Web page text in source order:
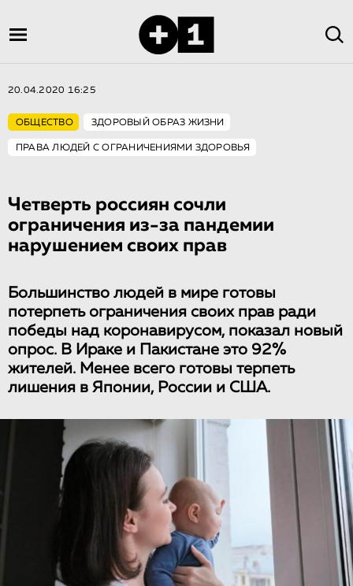
20.04.2020 16:25
ОБЩЕСТВО ЗДОРОВЫЙ ОБРАЗ ЖИЗНИ
ПРАВА ЛЮДЕЙ С ОГРАНИЧЕНИЯМИ ЗДОРОВЬЯ
Четверть россиян сочли
ограничения из-за пандемии
нарушением своих прав
Большинство людей в мире готовы
потерпеть ограничения своих прав ради
победы над коронавирусом, показал новый
опрос. В Ираке и Пакистане это 92%
жителей. Менее всего готовы терпеть
лишения в Японии, России и США.